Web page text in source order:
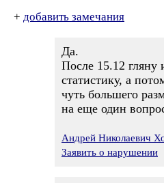
+ добавить замечания
Да.
После 15.12
статистику, а
чуть большего
на еще один
Андрей Николаевич
Заявить о нарушении